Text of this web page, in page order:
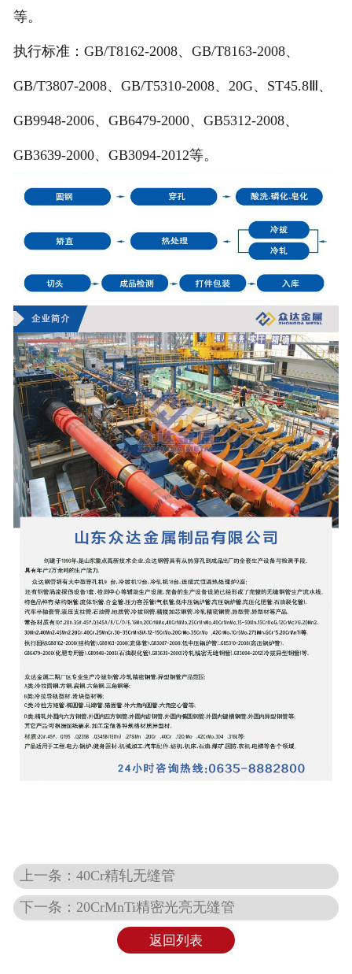
等。
执行标准：GB/T8162-2008、GB/T8163-2008、
GB/T3807-2008、GB/T5310-2008、20G、ST45.8Ⅲ、
GB9948-2006、GB6479-2000、GB5312-2008、
GB3639-2000、GB3094-2012等。
上一条：40Cr精轧无缝管
下一条：20CrMnTi精密光亮无缝管
返回列表